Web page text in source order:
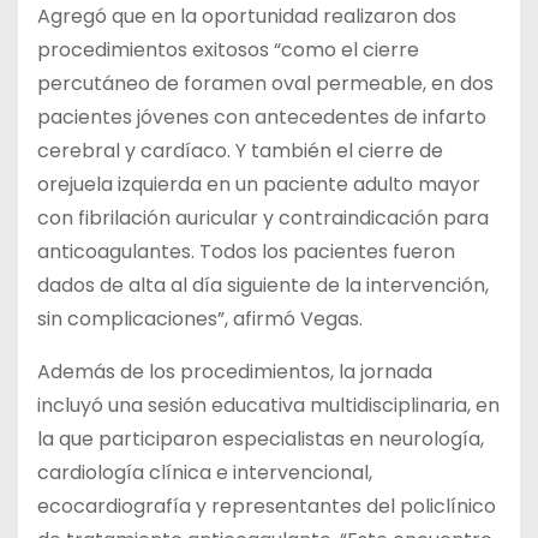
Agregó que en la oportunidad realizaron dos
procedimientos exitosos “como el cierre
percutáneo de foramen oval permeable, en dos
pacientes jóvenes con antecedentes de infarto
cerebral y cardíaco. Y también el cierre de
orejuela izquierda en un paciente adulto mayor
con fibrilación auricular y contraindicación para
anticoagulantes. Todos los pacientes fueron
dados de alta al día siguiente de la intervención,
sin complicaciones”, afirmó Vegas.
Además de los procedimientos, la jornada
incluyó una sesión educativa multidisciplinaria, en
la que participaron especialistas en neurología,
cardiología clínica e intervencional,
ecocardiografía y representantes del policlínico